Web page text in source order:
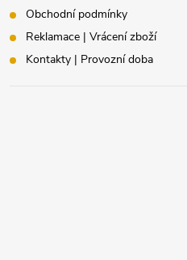
Obchodní podmínky
Reklamace | Vrácení zboží
Kontakty | Provozní doba